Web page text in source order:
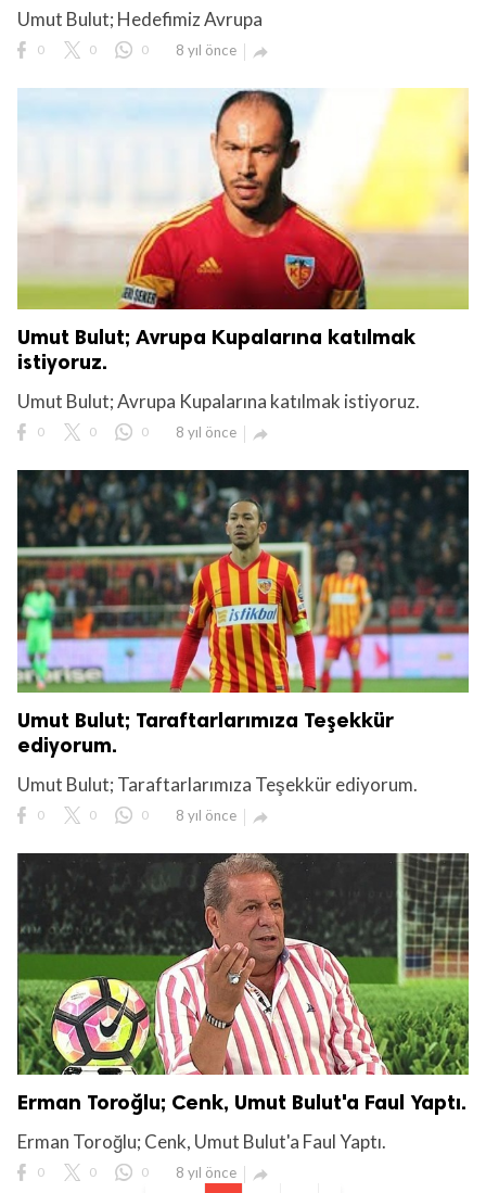
Umut Bulut; Hedefimiz Avrupa
0 0 0 8 yıl önce 
Umut Bulut; Avrupa Kupalarına katılmak
istiyoruz.
Umut Bulut; Avrupa Kupalarına katılmak istiyoruz.
0 0 0 8 yıl önce 
Umut Bulut; Taraftarlarımıza Teşekkür
ediyorum.
Umut Bulut; Taraftarlarımıza Teşekkür ediyorum.
0 0 0 8 yıl önce 
Erman Toroğlu; Cenk, Umut Bulut'a Faul Yaptı.
Erman Toroğlu; Cenk, Umut Bulut'a Faul Yaptı.
0 0 0 8 yıl önce
